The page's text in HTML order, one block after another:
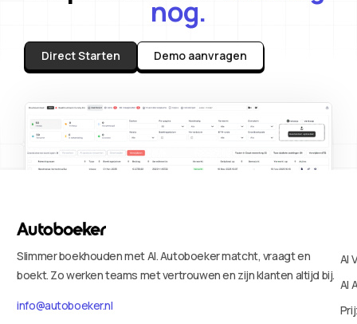
nog.
Direct Starten Demo aanvragen
Slimmer boekhouden met AI. Autoboeker matcht, vraagt en
boekt. Zo werken teams met vertrouwen en zijn klanten altijd bij.
info@autoboeker.nl
AI
AI